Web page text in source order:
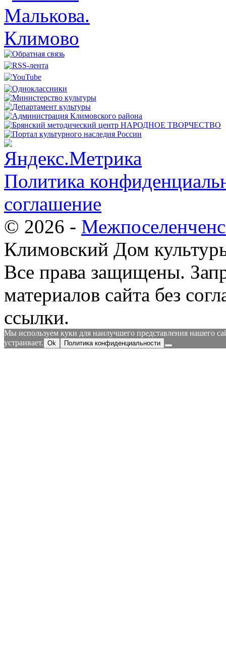
Политика
соглашение
© 2026 -
Климовский Дом
Все права защищены.
материалов сайта без
ссылки.
Мы используем куки для наилучшего представления нашего
устраивает. Ok Политика конфиденциальности